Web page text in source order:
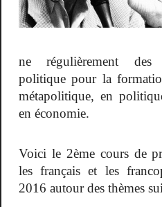
ne régulièrement
politique pour la
métapolitique, en
en économie.
Voici le 2ème cours de
les français et les
2016 autour des thèmes